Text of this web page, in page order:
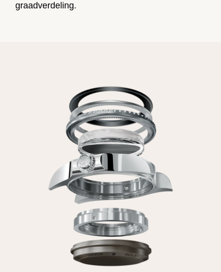
graadverdeling.